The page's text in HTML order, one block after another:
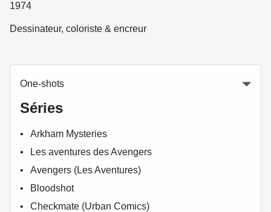
1974
Dessinateur, coloriste & encreur
One-shots
Séries
Arkham Mysteries
Les aventures des Avengers
Avengers (Les Aventures)
Bloodshot
Checkmate (Urban Comics)